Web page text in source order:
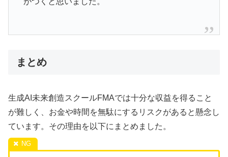
まとめ
生成AI未来創造スクールFMAでは十分な収益を得ること
が難しく、お金や時間を無駄にするリスクがあると懸念し
ています。その理由を以下にまとめました。